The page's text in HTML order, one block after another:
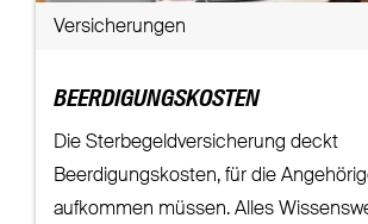
Versicherungen
BEERDIGUNGSKOSTEN
Die Sterbegeldversicherung deckt
Beerdigungskosten, für die
aufkommen müssen. Alles